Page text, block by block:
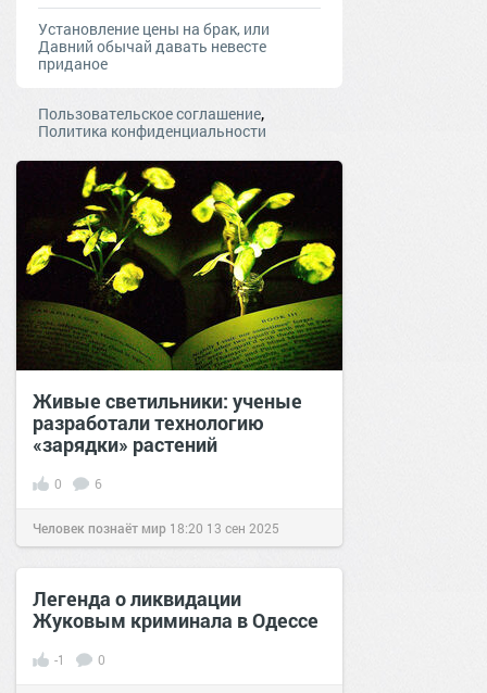
Установление цены на брак, или
Давний обычай давать невесте
приданое
Пользовательское соглашение,
Политика конфиденциальности
Живые светильники: ученые
разработали технологию
«зарядки» растений
0 6
Человек познаёт мир 18:20 13 сен 2025
Легенда о ликвидации
Жуковым криминала в Одессе
-1 0